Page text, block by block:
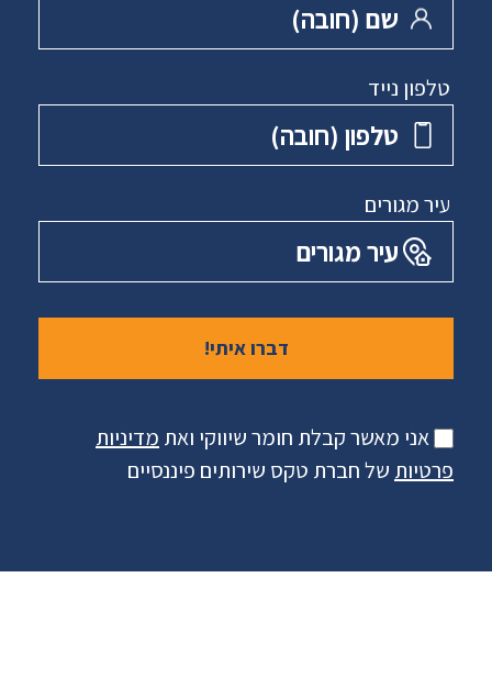
שם ‏(חובה)
טלפון נייד
טלפון ‏(חובה)
עיר מגורים
עיר מגורים
אני מאשר קבלת חומר שיווקי ואת מדיניות
פרטיות של חברת טקס שירותים פיננסיים